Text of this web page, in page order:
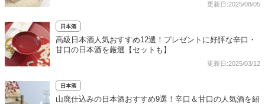
更新日:2025/08/05
日本酒
高級日本酒人気おすすめ12選！プレゼントに好評な辛口・
甘口の日本酒を厳選【セットも】
更新日:2025/03/12
日本酒
山廃仕込みの日本酒おすすめ9選！辛口＆甘口の人気酒を紹